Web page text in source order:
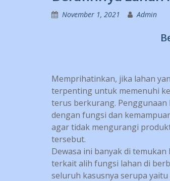
November 1, 2021 Admin
Memprihatinkan, jika lahan
terpenting untuk memenuhi
terus berkurang. Penggunaan
dengan fungsi dan
agar tidak mengurangi
tersebut.
Dewasa ini banyak di
terkait alih fungsi lahan di
seluruh kasusnya serupa